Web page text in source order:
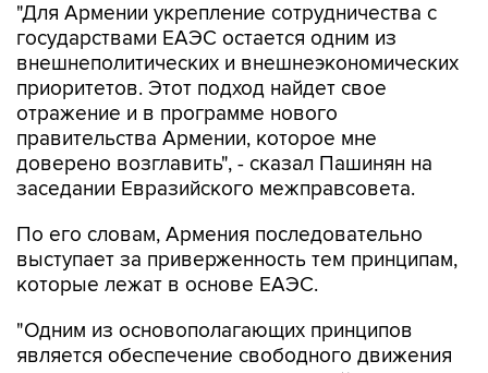
"Для Армении укрепление сотрудничества с
государствами ЕАЭС остается одним из
внешнеполитических и внешнеэкономических
приоритетов. Этот подход найдет свое
отражение и в программе нового
правительства Армении, которое мне
доверено возглавить", - сказал Пашинян на
заседании Евразийского межправсовета.
По его словам, Армения последовательно
выступает за приверженность тем принципам,
которые лежат в основе ЕАЭС.
"Одним из основополагающих принципов
является обеспечение свободного движения